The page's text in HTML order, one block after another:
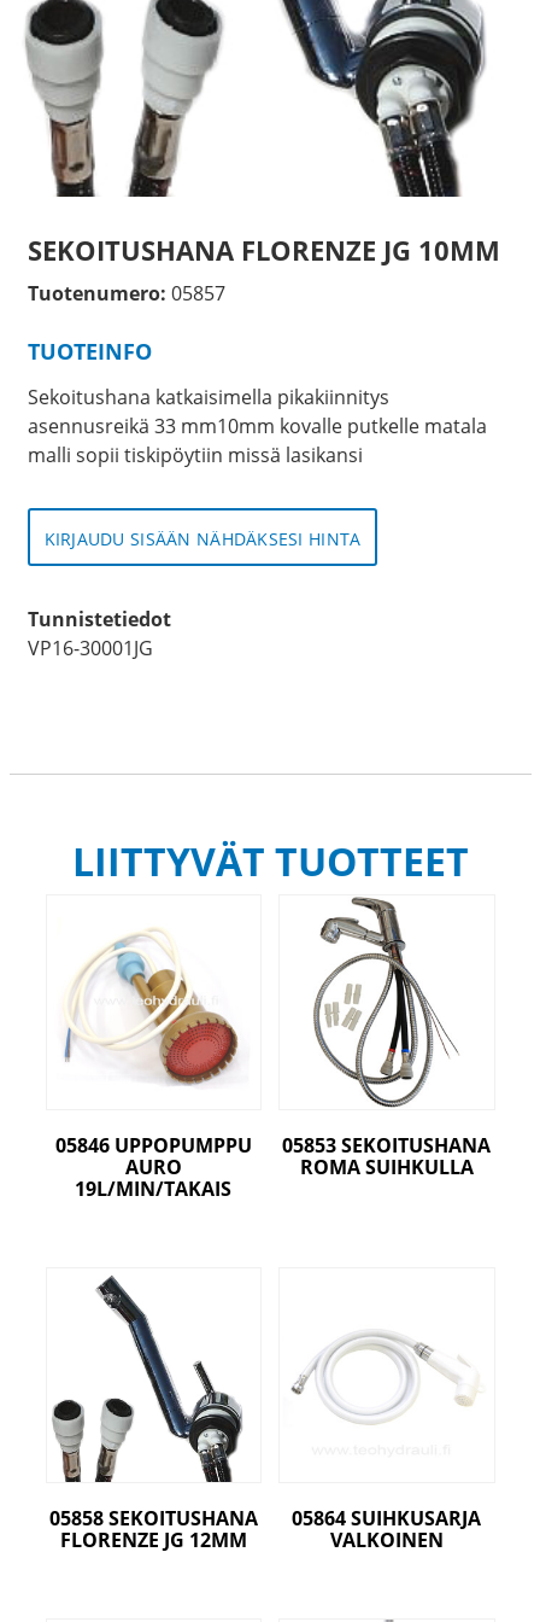
SEKOITUSHANA FLORENZE JG 10MM
Tuotenumero: 05857
TUOTEINFO
Sekoitushana katkaisimella pikakiinnitys
asennusreikä 33 mm10mm kovalle putkelle matala
malli sopii tiskipöytiin missä lasikansi
KIRJAUDU SISÄÄN NÄHDÄKSESI HINTA
Tunnistetiedot
VP16-30001JG
LIITTYVÄT TUOTTEET
05846 UPPOPUMPPU
AURO
19L/MIN/TAKAIS
05853 SEKOITUSHANA
ROMA SUIHKULLA
05858 SEKOITUSHANA
FLORENZE JG 12MM
05864 SUIHKUSARJA
VALKOINEN